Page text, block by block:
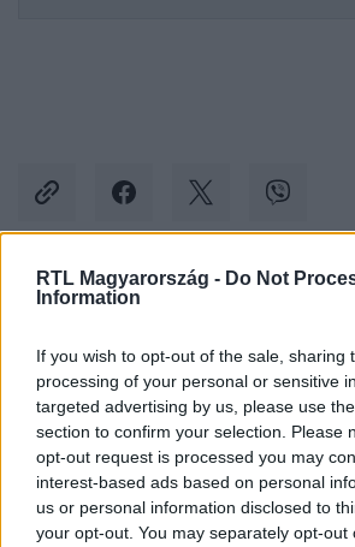
RTL Magyarország - Do Not
Information
If you wish to opt-out of the sale, sharing
processing of your personal or sensitive
targeted advertising by us, please use
section to confirm your selection. Please
opt-out request is processed you may
interest-based ads based on personal
us or personal information disclosed to
your opt-out. You may separately opt-out
Kövess minket, és értesülj a
Követem